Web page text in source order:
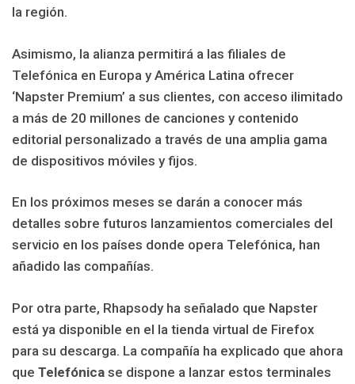
la región.
Asimismo, la alianza permitirá a las filiales de
Telefónica en Europa y América Latina ofrecer
‘Napster Premium’ a sus clientes, con acceso ilimitado
a más de 20 millones de canciones y contenido
editorial personalizado a través de una amplia gama
de dispositivos móviles y fijos.
En los próximos meses se darán a conocer más
detalles sobre futuros lanzamientos comerciales del
servicio en los países donde opera Telefónica, han
añadido las compañías.
Por otra parte, Rhapsody ha señalado que Napster
está ya disponible en el la tienda virtual de Firefox
para su descarga. La compañía ha explicado que ahora
que Telefónica se dispone a lanzar estos terminales